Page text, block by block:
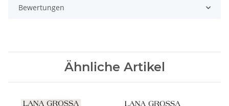
Bewertungen
Ähnliche Artikel